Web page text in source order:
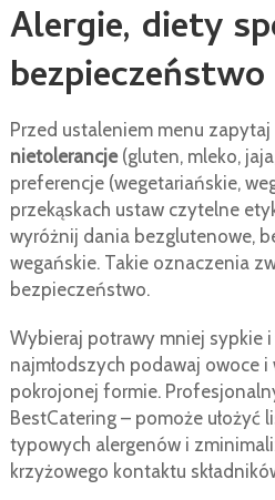
Alergie, diety
Przed ustaleniem menu
nietolerancje(gluten, mleko,
preferencje (wegetariańskie,
przekąskach ustaw czytelne
wyróżnij dania bezglutenowe,
wegańskie. Takie oznaczenia
bezpieczeństwo.
Wybieraj potrawy mniej sypkie i
najmłodszych podawaj owoce
pokrojonej formie.
BestCatering – pomoże ułożyć
typowych alergenów i
krzyżowego kontaktu